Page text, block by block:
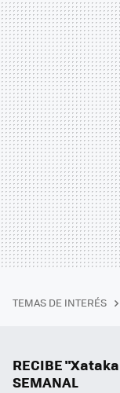
TEMAS DE INTERÉS
RECIBE
SEMANAL